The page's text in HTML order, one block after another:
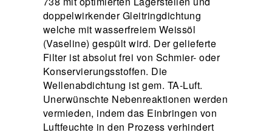
doppelwirkender Gleitringdichtung
welche mit wasserfreiem Weissöl
(Vaseline) gespült wird. Der gelieferte
Filter ist absolut frei von Schmier- oder
Konservierungsstoffen. Die
Wellenabdichtung ist gem. TA-Luft.
Unerwünschte Nebenreaktionen werden
vermieden, indem das Einbringen von
Luftfeuchte in den Prozess verhindert